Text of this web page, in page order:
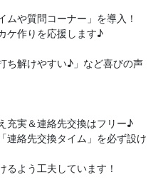
や質問コーナー」を導入！
ケ作りを応援します♪
ち解けやすい♪」など喜びの声
充実＆連絡先交換はフリー♪
連絡先交換タイム」を必ず設け
るよう工夫しています！